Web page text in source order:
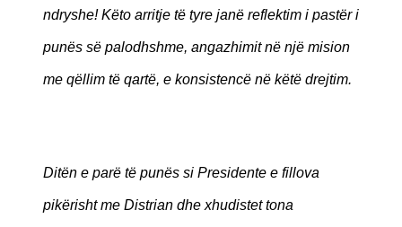
ndryshe! Këto arritje të tyre janë reflektim i pastër i
punës së palodhshme, angazhimit në një mision
me qëllim të qartë, e konsistencë në këtë drejtim.
Ditën e parë të punës si Presidente e fillova
pikërisht me Distrian dhe xhudistet tona